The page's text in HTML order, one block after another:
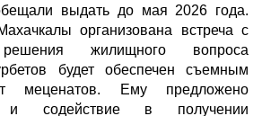
выдать до мая 2026 года.
организована встреча с
жилищного вопроса
будет обеспечен съемным
меценатов. Ему предложено
и содействие в получении